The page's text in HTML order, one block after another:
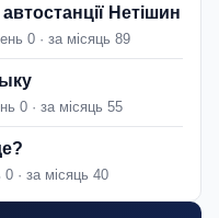
Нетішин
0 · за місяць 89
0 · за місяць 55
0 · за місяць 40